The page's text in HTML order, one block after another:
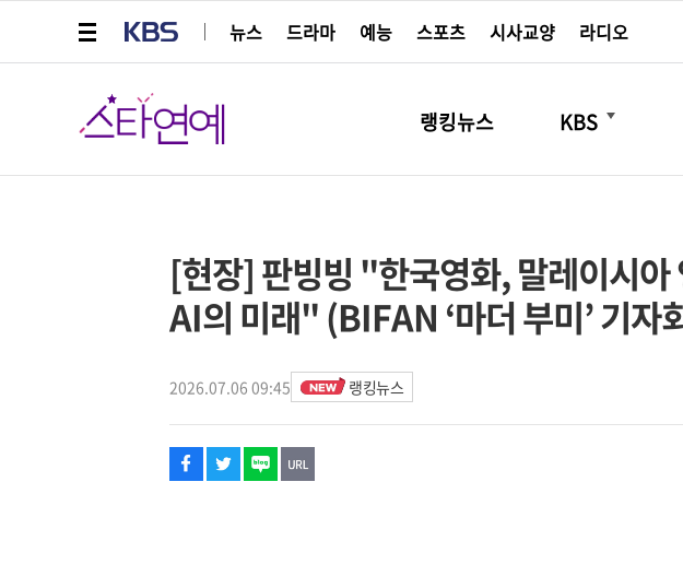
뉴스
드라마 예능 스포츠 시사교양 라디오
스타연예
랭킹뉴스 KBS
더보기
[현장] 판빙빙 "한국영화, 말레이시아
AI의 미래" (BIFAN ‘마더 부미’ 기자
2026.07.06 09:45 랭킹뉴스
페이스북
트위터
네이버
URL복사
글씨 작게보기
글씨 크게보기
해시태그
스타박스